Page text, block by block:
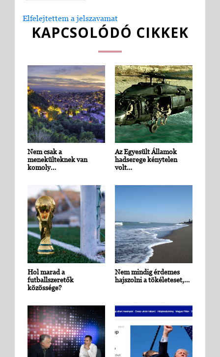
Elfelejtettem a jelszavamat
KAPCSOLÓDÓ CIKKEK
Nem csak a
menekülteknek van
komoly…
Az Egyesült Államok
hadserege kénytelen
volt…
Hol marad a
futballszeretők
közössége?
Nem mindig érdemes
hajszolni a tökéleteset,…